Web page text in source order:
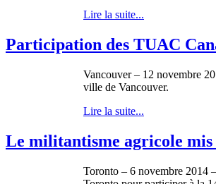
Lire la suite...
Participation des TUAC
Vancouver – 12 novembre
ville de Vancouver.
Lire la suite...
Le militantisme agricole mis
Toronto – 6 novembre 2014